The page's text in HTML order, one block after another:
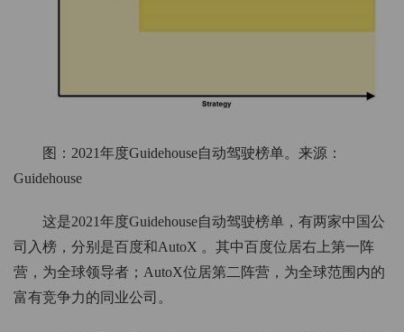
图：2021年度Guidehouse自动驾驶榜单。来源：
Guidehouse
这是2021年度Guidehouse自动驾驶榜单，有两家中国公
司入榜，分别是百度和AutoX 。其中百度位居右上第一阵
营，为全球领导者；AutoX位居第二阵营，为全球范围内的
富有竞争力的同业公司。